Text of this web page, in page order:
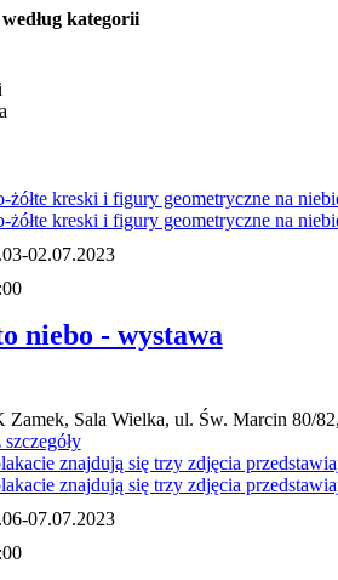
kategorii
02.07.2023
niebo - wystawa
Zamek, Sala Wielka, ul. Św. Marcin 80/
07.07.2023